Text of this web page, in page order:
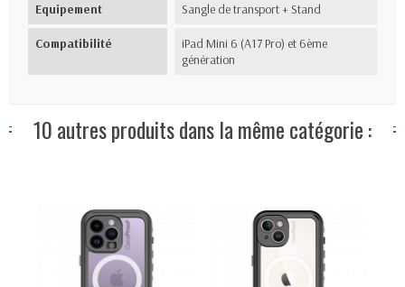
Equipement Sangle de transport + Stand
Compatibilité
iPad Mini 6 (A17 Pro) et 6ème
génération
10 autres produits dans la même catégorie :